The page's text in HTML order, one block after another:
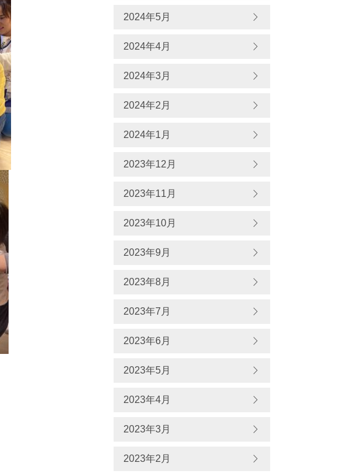
2024年5月
2024年4月
2024年3月
2024年2月
2024年1月
2023年12月
2023年11月
2023年10月
2023年9月
2023年8月
2023年7月
2023年6月
2023年5月
2023年4月
2023年3月
2023年2月